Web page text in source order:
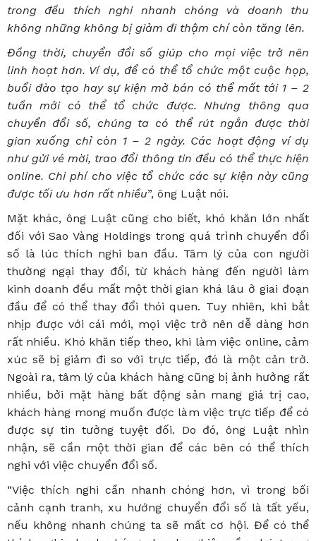
trong đều thích nghi nhanh chóng và doanh thu
không những không bị giảm đi thậm chí còn tăng lên.
Đồng thời, chuyển đổi số giúp cho mọi việc trở nên
linh hoạt hơn. Ví dụ, để có thể tổ chức một cuộc họp,
buổi đào tạo hay sự kiện mở bán có thể mất tới 1 – 2
tuần mới có thể tổ chức được. Nhưng thông qua
chuyển đổi số, chúng ta có thể rút ngắn được thời
gian xuống chỉ còn 1 – 2 ngày. Các hoạt động ví dụ
như gửi vé mời, trao đổi thông tin đều có thể thực hiện
online. Chi phí cho việc tổ chức các sự kiện này cũng
được tối ưu hơn rất nhiều”, ông Luật nói.
Mặt khác, ông Luật cũng cho biết, khó khăn lớn nhất
đối với Sao Vàng Holdings trong quá trình chuyển đổi
số là lúc thích nghi ban đầu. Tâm lý của con người
thường ngại thay đổi, từ khách hàng đến người làm
kinh doanh đều mất một thời gian khá lâu ở giai đoạn
đầu để có thể thay đổi thói quen. Tuy nhiên, khi bắt
nhịp được với cái mới, mọi việc trở nên dễ dàng hơn
rất nhiều. Khó khăn tiếp theo, khi làm việc online, cảm
xúc sẽ bị giảm đi so với trực tiếp, đó là một cản trở.
Ngoài ra, tâm lý của khách hàng cũng bị ảnh hưởng rất
nhiều, bởi mặt hàng bất động sản mang giá trị cao,
khách hàng mong muốn được làm việc trực tiếp để có
được sự tin tưởng tuyệt đối. Do đó, ông Luật nhìn
nhận, sẽ cần một thời gian để các bên có thể thích
nghi với việc chuyển đổi số.
“Việc thích nghi cần nhanh chóng hơn, vì trong bối
cảnh cạnh tranh, xu hướng chuyển đổi số là tất yếu,
nếu không nhanh chúng ta sẽ mất cơ hội. Để có thể